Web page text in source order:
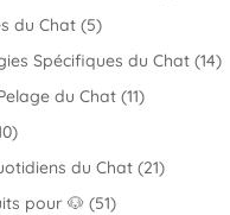
du Chat 55
produits
Spécifiques du Chat 1414
du Chat 1111
10
produits du Chat 2121
pour 🐶 5151